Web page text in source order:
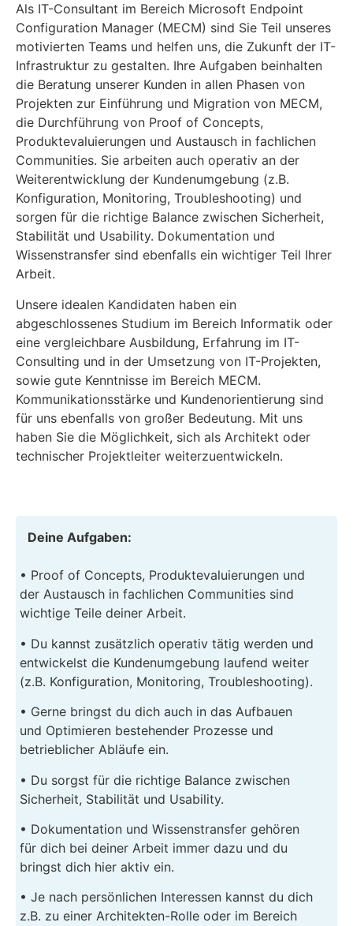
Als IT-Consultant im Bereich Microsoft Endpoint
Configuration Manager (MECM) sind Sie Teil unseres
motivierten Teams und helfen uns, die Zukunft der IT-
Infrastruktur zu gestalten. Ihre Aufgaben beinhalten
die Beratung unserer Kunden in allen Phasen von
Projekten zur Einführung und Migration von MECM,
die Durchführung von Proof of Concepts,
Produktevaluierungen und Austausch in fachlichen
Communities. Sie arbeiten auch operativ an der
Weiterentwicklung der Kundenumgebung (z.B.
Konfiguration, Monitoring, Troubleshooting) und
sorgen für die richtige Balance zwischen Sicherheit,
Stabilität und Usability. Dokumentation und
Wissenstransfer sind ebenfalls ein wichtiger Teil Ihrer
Arbeit.
Unsere idealen Kandidaten haben ein
abgeschlossenes Studium im Bereich Informatik oder
eine vergleichbare Ausbildung, Erfahrung im IT-
Consulting und in der Umsetzung von IT-Projekten,
sowie gute Kenntnisse im Bereich MECM.
Kommunikationsstärke und Kundenorientierung sind
für uns ebenfalls von großer Bedeutung. Mit uns
haben Sie die Möglichkeit, sich als Architekt oder
technischer Projektleiter weiterzuentwickeln.
Deine Aufgaben:
• Proof of Concepts, Produktevaluierungen und
der Austausch in fachlichen Communities sind
wichtige Teile deiner Arbeit.
• Du kannst zusätzlich operativ tätig werden und
entwickelst die Kundenumgebung laufend weiter
(z.B. Konfiguration, Monitoring, Troubleshooting).
• Gerne bringst du dich auch in das Aufbauen
und Optimieren bestehender Prozesse und
betrieblicher Abläufe ein.
• Du sorgst für die richtige Balance zwischen
Sicherheit, Stabilität und Usability.
• Dokumentation und Wissenstransfer gehören
für dich bei deiner Arbeit immer dazu und du
bringst dich hier aktiv ein.
• Je nach persönlichen Interessen kannst du dich
z.B. zu einer Architekten-Rolle oder im Bereich